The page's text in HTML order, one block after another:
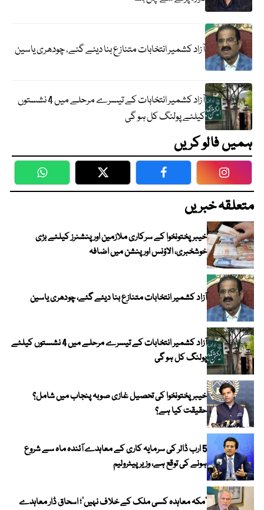
آزاد کشمیر انتخابات متنازع بنا دیئے گئے، چودھری یاسین
آزاد کشمیر انتخابات کے تیسرے مرحلے میں 4 نشستوں
کیلئے پولنگ کل ہو گی
ہمیں فالو کریں
WhatsApp Twitter Facebook
متعلقہ خبریں
خیبرپختونخوا کے سرکاری ملازمین اور پنشنرز کیلئے بڑی
خوشخبری، الاؤنس اور پنشن میں اضافہ
آزاد کشمیر انتخابات متنازع بنا دیئے گئے، چودھری یاسین
آزاد کشمیر انتخابات کے تیسرے مرحلے میں 4 نشستوں کیلئے
پولنگ کل ہو گی
خیبر پختونخوا کی تحصیل غازی صوبہ پنجاب میں شامل؟
حقیقت کیا ہے؟
5 ارب ڈالر کی سرمایہ کاری کے معاہدے آئندہ ماہ سے شروع
ہونے کی توقع ہے، وزیر پیٹرولیم
‘مکہ معاہدہ کسی ملک کے خلاف نہیں’؛ اسحاق ڈار معاہدے